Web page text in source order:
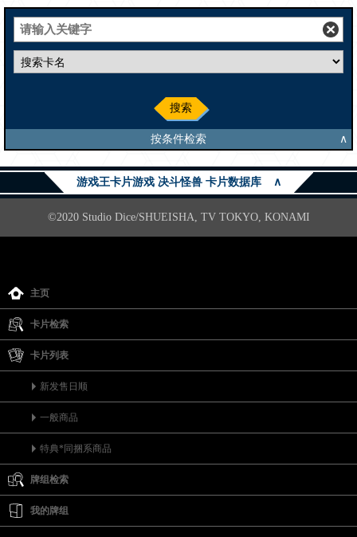
搜索
按条件检索 ∧
游戏王卡片游戏 决斗怪兽 卡片数据库 ∧
©2020 Studio Dice/SHUEISHA, TV TOKYO, KONAMI
主页
卡片检索
卡片列表
新发售日顺
一般商品
特典*同捆系商品
牌组检索
我的牌组